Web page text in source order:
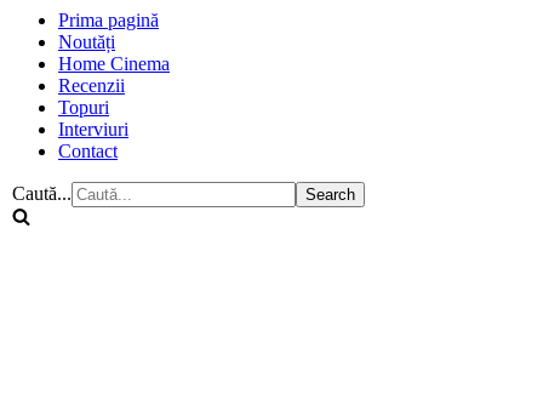
Prima pagină
Noutăți
Home Cinema
Recenzii
Topuri
Interviuri
Contact
Caută...